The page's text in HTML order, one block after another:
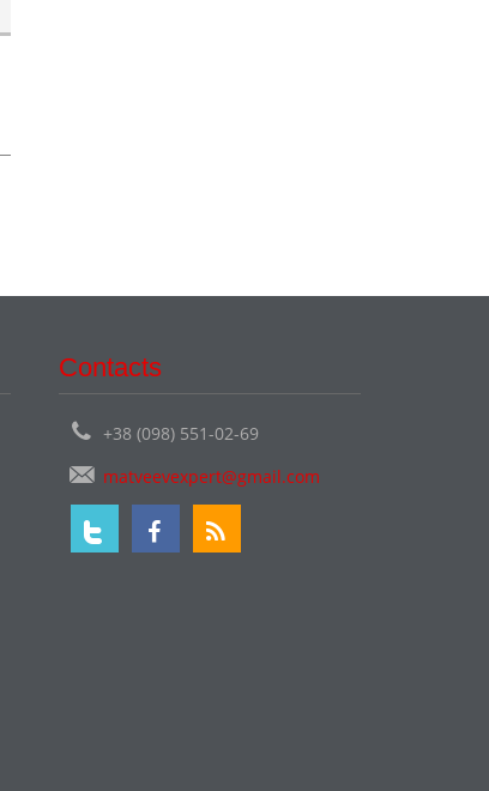
Contacts
+38 (098) 551-02-69
matveevexpert@gmail.com